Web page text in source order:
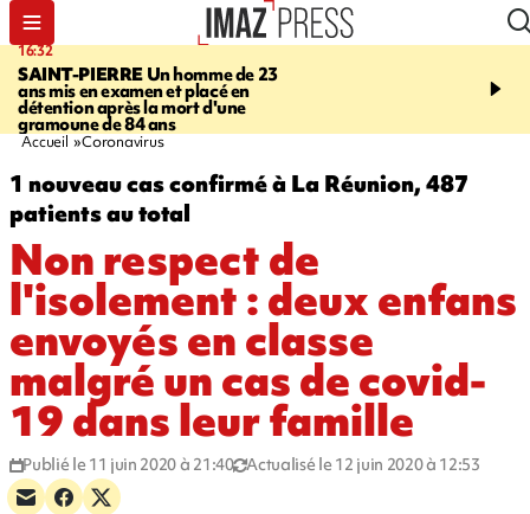
16:32
SAINT-PIERREUn homme de 23
ans mis en examen et placé en
détention après la mort d'une
gramoune de 84 ans
21:08
et Turquie scellent un
Accueil Coronavirus
1 nouveau cas confirmé à La Réunion, 487
patients au total
Non respect de
l'isolement : deux enfans
envoyés en classe
malgré un cas de covid-
19 dans leur famille
Publié le 11 juin 2020 à 21:40 Actualisé le 12 juin 2020 à 12:53